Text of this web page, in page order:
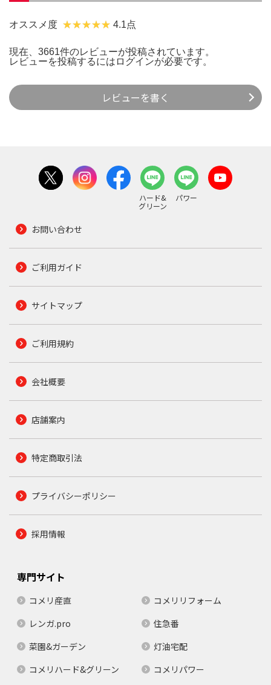
オススメ度 4.1点
現在、3661件のレビューが投稿されています。
レビューを投稿するには ログインが必要です。
レビューを書く
ハード&
グリーン
パワー
お問い合わせ
ご利用ガイド
サイトマップ
ご利用規約
会社概要
店舗案内
特定商取引法
プライバシーポリシー
採用情報
専門サイト
コメリ産直
コメリリフォーム
レンガ.pro
住急番
菜園&ガーデン
灯油宅配
コメリハード&グリーン
コメリパワー